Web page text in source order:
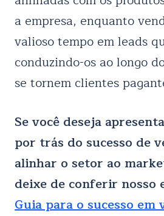
a empresa, enquanto
valioso tempo em leads
conduzindo-os ao longo
se tornem clientes
Se você deseja
por trás do sucesso de
alinhar o setor ao
deixe de conferir nosso
Guia para o sucesso em